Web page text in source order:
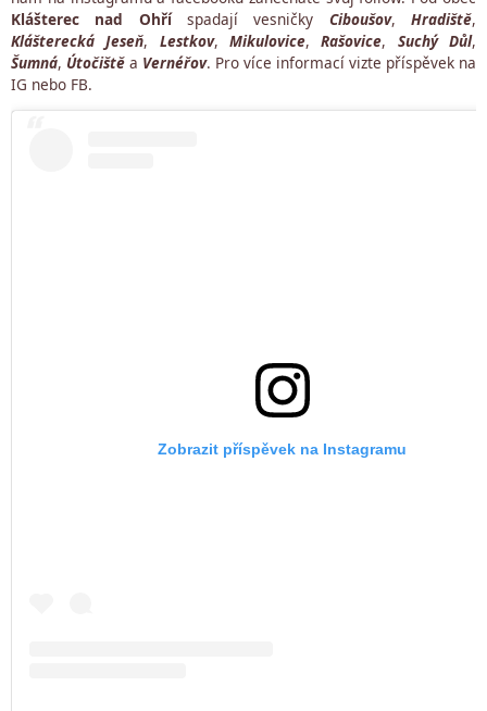
Klášterec nad Ohříspadají vesničky Ciboušov,Hradiště,
Klášterecká Jeseň, Lestkov,Mikulovice,Rašovice, Suchý Důl,
Šumná, Útočiště a Vernéřov. Pro více informací vizte příspěvek na
IG nebo FB.
Zobrazit příspěvek na Instagramu